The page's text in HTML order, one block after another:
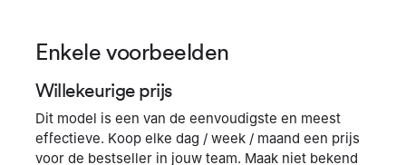
Enkele voorbeelden
Willekeurige prijs
Dit model is een van de eenvoudigste en meest
effectieve. Koop elke dag / week / maand een prijs
voor de bestseller in jouw team. Maak niet bekend